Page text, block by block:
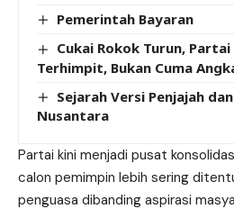
Pemerintah Bayaran
Cukai Rokok Turun, Partai
Terhimpit, Bukan Cuma
Sejarah Versi Penjajah
Nusantara
Partai kini menjadi pusat
calon pemimpin lebih sering
penguasa dibanding aspirasi